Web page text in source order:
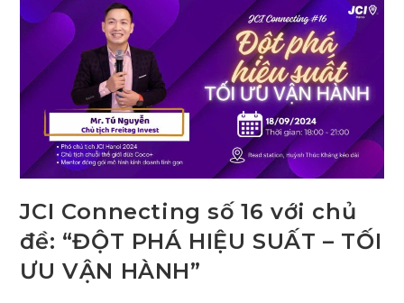
JCI Connecting số 16 với chủ
đề: “ĐỘT PHÁ HIỆU SUẤT – TỐI
ƯU VẬN HÀNH”